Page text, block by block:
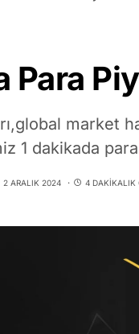
Para
market
1 dakikada
2 ARALIK 2024 4 DAKIKALIK